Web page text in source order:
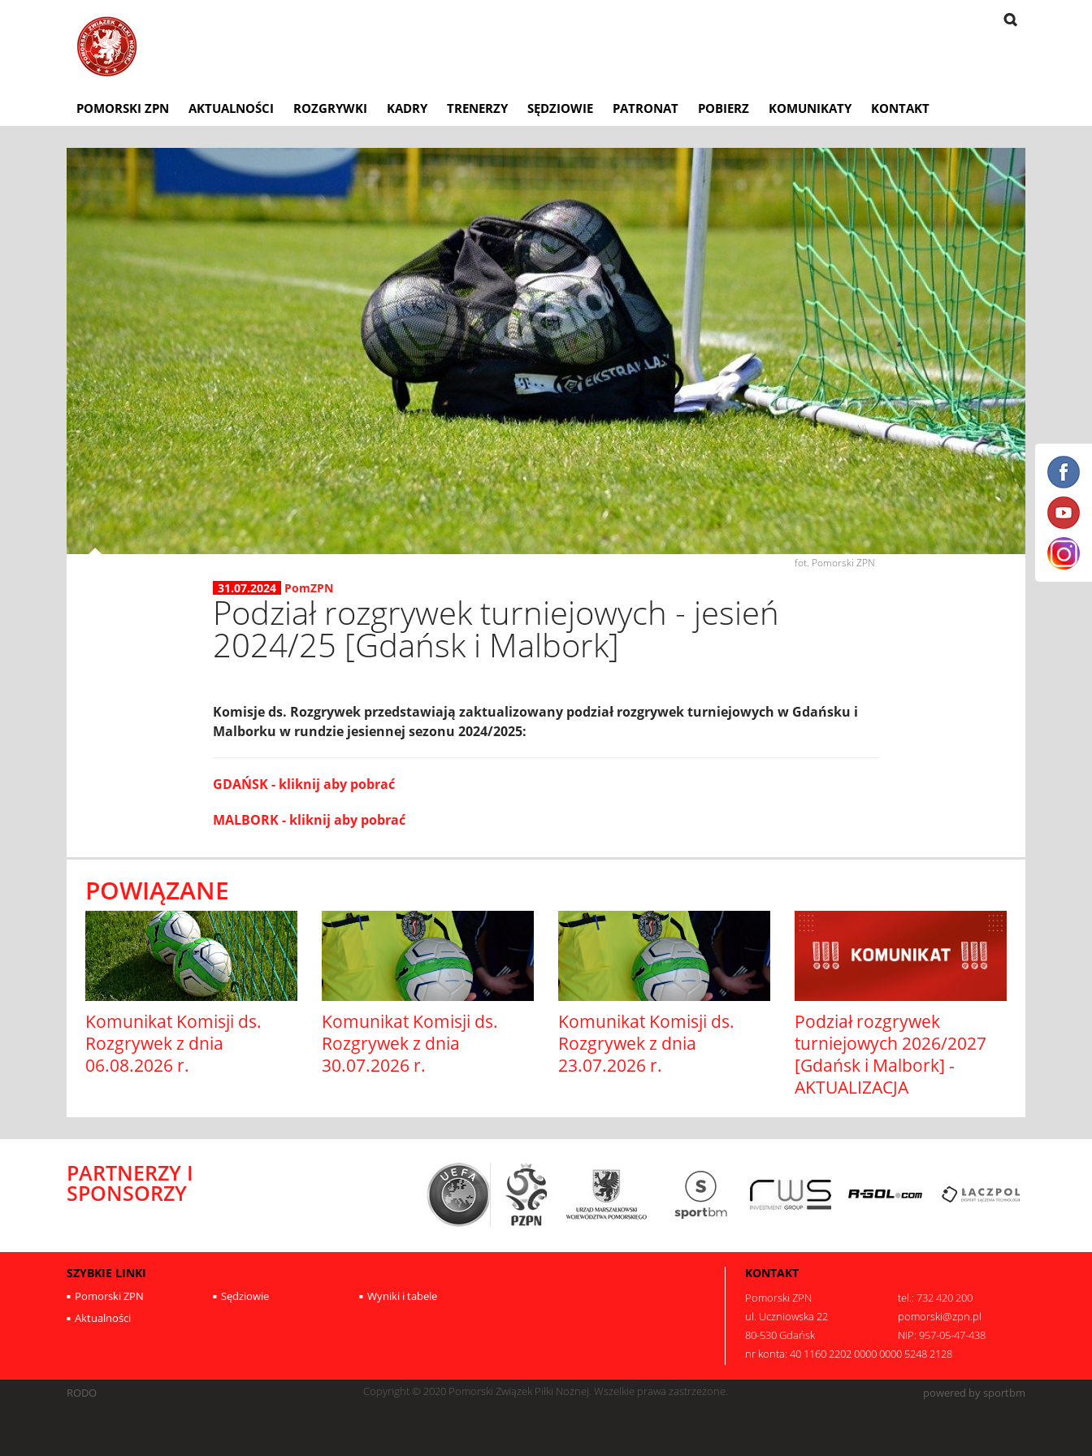
POMORSKI ZPN AKTUALNOŚCI ROZGRYWKI KADRY TRENERZY SĘDZIOWIE PATRONAT POBIERZ KOMUNIKATY KONTAKT
fot. Pomorski ZPN
31.07.2024 PomZPN
Podział rozgrywek turniejowych - jesień
2024/25 [Gdańsk i Malbork]
Komisje ds. Rozgrywek przedstawiają zaktualizowany podział rozgrywek turniejowych w Gdańsku i
Malborku w rundzie jesiennej sezonu 2024/2025:
GDAŃSK - kliknij aby pobrać
MALBORK - kliknij aby pobrać
POWIĄZANE
Komunikat Komisji ds.
Rozgrywek z dnia
06.08.2026 r.
Komunikat Komisji ds.
Rozgrywek z dnia
30.07.2026 r.
Komunikat Komisji ds.
Rozgrywek z dnia
23.07.2026 r.
Podział rozgrywek
turniejowych 2026/2027
[Gdańsk i Malbork] -
AKTUALIZACJA
PARTNERZY I
SPONSORZY
SZYBKIE LINKI
Pomorski ZPN Sędziowie
Wyniki i tabele
Aktualności
KONTAKT
Pomorski ZPN
tel.: 732 420 200
ul. Uczniowska 22
pomorski@zpn.pl
80-530 Gdańsk
NIP: 957-05-47-438
nr konta: 40 1160 2202 0000 0000 5248 2128
RODO Copyright © 2020 Pomorski Związek Piłki Nożnej. Wszelkie prawa zastrzeżone. powered by sportbm